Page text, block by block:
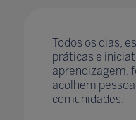
Todos os dias,
práticas e
aprendizagem,
acolhem
comunidades.